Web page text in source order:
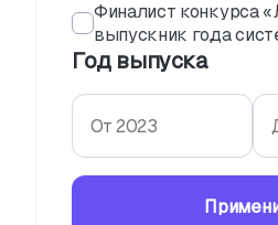
Финалист конкурса
выпускник года
Год выпуска